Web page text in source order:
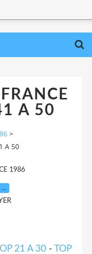
A 50
>
A 50
1986
…
21 A 30- TOP